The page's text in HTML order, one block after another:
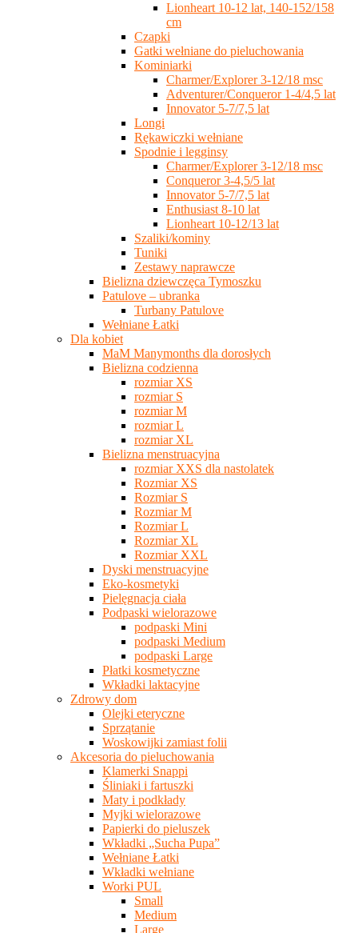
Lionheart 10-12 lat, 140-152/158
cm
Czapki
Gatki wełniane do pieluchowania
Kominiarki
Charmer/Explorer 3-12/18 msc
Adventurer/Conqueror 1-4/4,5 lat
Innovator 5-7/7,5 lat
Longi
Rękawiczki wełniane
Spodnie i legginsy
Charmer/Explorer 3-12/18 msc
Conqueror 3-4,5/5 lat
Innovator 5-7/7,5 lat
Enthusiast 8-10 lat
Lionheart 10-12/13 lat
Szaliki/kominy
Tuniki
Zestawy naprawcze
Bielizna dziewczęca Tymoszku
Patulove – ubranka
Turbany Patulove
Wełniane Łatki
Dla kobiet
MaM Manymonths dla dorosłych
Bielizna codzienna
rozmiar XS
rozmiar S
rozmiar M
rozmiar L
rozmiar XL
Bielizna menstruacyjna
rozmiar XXS dla nastolatek
Rozmiar XS
Rozmiar S
Rozmiar M
Rozmiar L
Rozmiar XL
Rozmiar XXL
Dyski menstruacyjne
Eko-kosmetyki
Pielęgnacja ciała
Podpaski wielorazowe
podpaski Mini
podpaski Medium
podpaski Large
Płatki kosmetyczne
Wkładki laktacyjne
Zdrowy dom
Olejki eteryczne
Sprzątanie
Woskowijki zamiast folii
Akcesoria do pieluchowania
Klamerki Snappi
Śliniaki i fartuszki
Maty i podkłady
Myjki wielorazowe
Papierki do pieluszek
Wkładki „Sucha Pupa”
Wełniane Łatki
Wkładki wełniane
Worki PUL
Small
Medium
Large